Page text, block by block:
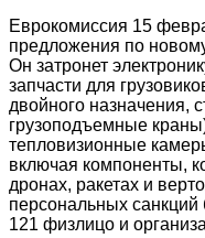
Еврокомиссия 15
предложения по
Он затронет
запчасти для
двойного назначения,
грузоподъемные
тепловизионные
включая компоненты,
дронах, ракетах и
персональных
121 физлицо и